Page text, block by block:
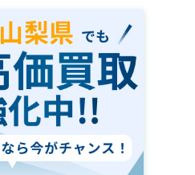
山梨県